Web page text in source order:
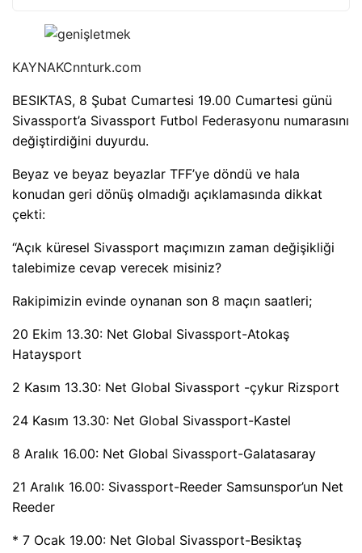
KAYNAKCnnturk.com
BESIKTAS, 8 Şubat Cumartesi 19.00 Cumartesi günü
Sivassport’a Sivassport Futbol Federasyonu numarasını
değiştirdiğini duyurdu.
Beyaz ve beyaz beyazlar TFF’ye döndü ve hala
konudan geri dönüş olmadığı açıklamasında dikkat
çekti:
“Açık küresel Sivassport maçımızın zaman değişikliği
talebimize cevap verecek misiniz?
Rakipimizin evinde oynanan son 8 maçın saatleri;
20 Ekim 13.30: Net Global Sivassport-Atokaş
Hataysport
2 Kasım 13.30: Net Global Sivassport -çykur Rizsport
24 Kasım 13.30: Net Global Sivassport-Kastel
8 Aralık 16.00: Net Global Sivassport-Galatasaray
21 Aralık 16.00: Sivassport-Reeder Samsunspor’un Net
Reeder
* 7 Ocak 19.00: Net Global Sivassport-Besiktaş